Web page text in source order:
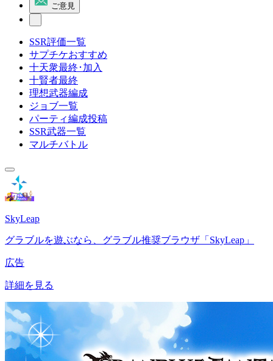
ご意見
SSR評価一覧
サプチケおすすめ
十天衆最終･加入
十賢者最終
理想武器編成
ジョブ一覧
パーティ編成投稿
SSR武器一覧
マルチバトル
SkyLeap
グラブルを遊ぶなら、グラブル推奨ブラウザ「SkyLeap」
広告
詳細を見る